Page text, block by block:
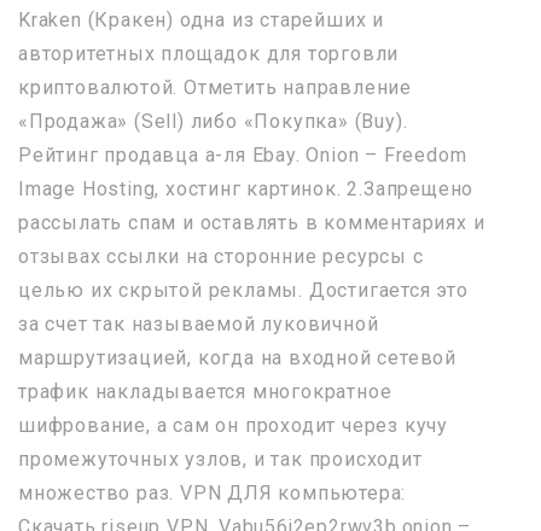
Kraken (Кракен) одна из старейших и
авторитетных площадок для торговли
криптовалютой. Отметить направление
«Продажа» (Sell) либо «Покупка» (Buy).
Рейтинг продавца а-ля Ebay. Onion – Freedom
Image Hosting, хостинг картинок. 2.Запрещено
рассылать спам и оставлять в комментариях и
отзывах ссылки на сторонние ресурсы с
целью их скрытой рекламы. Достигается это
за счет так называемой луковичной
маршрутизацией, когда на входной сетевой
трафик накладывается многократное
шифрование, а сам он проходит через кучу
промежуточных узлов, и так происходит
множество раз. VPN ДЛЯ компьютера: